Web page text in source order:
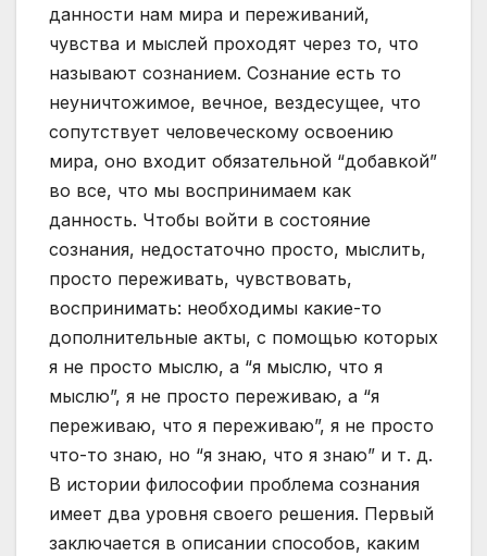
данности нам мира и переживаний,
чувства и мыслей проходят через то, что
называют сознанием. Сознание есть то
неуничтожимое, вечное, вездесущее, что
сопутствует человеческому освоению
мира, оно входит обязательной “добавкой”
во все, что мы воспринимаем как
данность. Чтобы войти в состояние
сознания, недостаточно просто, мыслить,
просто переживать, чувствовать,
воспринимать: необходимы какие-то
дополнительные акты, с помощью которых
я не просто мыслю, а “я мыслю, что я
мыслю”, я не просто переживаю, а “я
переживаю, что я переживаю”, я не просто
что-то знаю, но “я знаю, что я знаю” и т. д.
В истории философии проблема сознания
имеет два уровня своего решения. Первый
заключается в описании способов, каким